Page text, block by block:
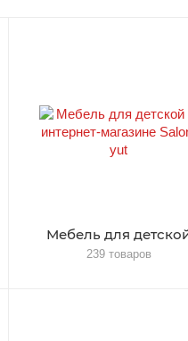
Мебель для
239 товаров